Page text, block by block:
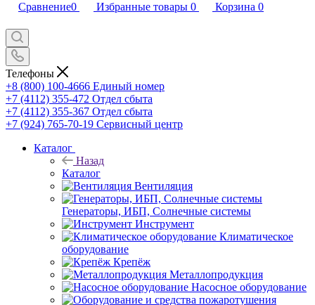
Сравнение0 Избранные товары 0 Корзина 0
Телефоны
+8 (800) 100-4666 Единый номер
+7 (4112) 355-472 Отдел сбыта
+7 (4112) 355-367 Отдел сбыта
+7 (924) 765-70-19 Сервисный центр
Каталог
Назад
Каталог
Вентиляция
Генераторы, ИБП, Солнечные системы
Инструмент
Климатическое
оборудование
Крепёж
Металлопродукция
Насосное оборудование